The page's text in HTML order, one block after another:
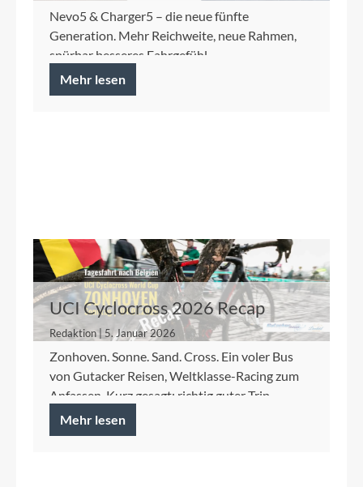
Nevo5 & Charger5 – die neue fünfte
Generation. Mehr Reichweite, neue Rahmen,
spürbar besseres Fahrgefühl.
Mehr lesen
UCI Cyclocross 2026 Recap
Redaktion | 5. Januar 2026
Zonhoven. Sonne. Sand. Cross. Ein voler Bus
von Gutacker Reisen, Weltklasse-Racing zum
Anfassen. Kurz gesagt: richtig guter Trip.
Mehr lesen